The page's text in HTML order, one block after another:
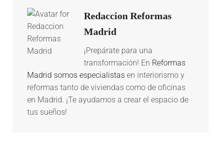
Redaccion Reformas
Madrid
¡Prepárate para una
transformación! En Reformas
Madrid somos especialistas en interiorismo y
reformas tanto de viviendas como de oficinas
en Madrid. ¡Te ayudamos a crear el espacio de
tus sueños!